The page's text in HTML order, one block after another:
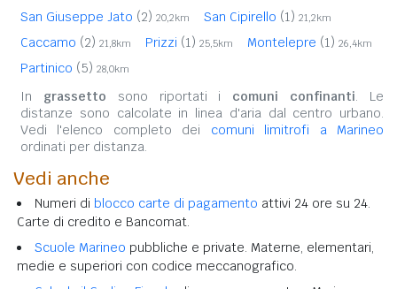
San Giuseppe Jato (2) 20,2km San Cipirello (1) 21,2km
Caccamo (2) 21,8km Prizzi (1) 25,5km Montelepre (1) 26,4km
Partinico (5) 28,0km
In grassetto sono riportati i comuni confinanti. Le
distanze sono calcolate in linea d'aria dal centro urbano.
Vedi l'elenco completo dei comuni limitrofi a Marineo
ordinati per distanza.
Vedi anche
Numeri di blocco carte di pagamento attivi 24 ore su 24.
Carte di credito e Bancomat.
Scuole Marineo pubbliche e private. Materne, elementari,
medie e superiori con codice meccanografico.